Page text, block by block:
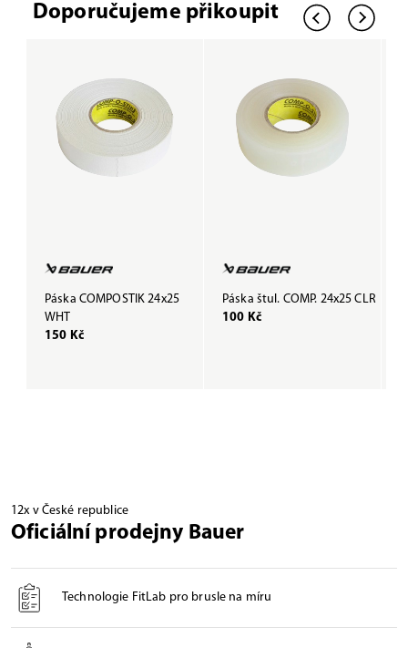
Doporučujeme přikoupit
Páska COMPOSTIK 24x25
WHT
150 Kč
Páska štul. COMP. 24x25 CLR
100 Kč
12x v České republice
Oficiální prodejny Bauer
Technologie FitLab pro brusle na míru